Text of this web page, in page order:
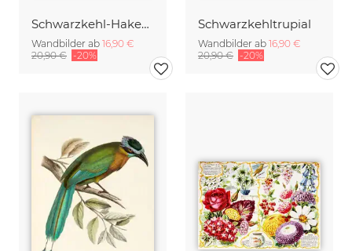
Schwarzkehl-Hakenschnabel
Wandbilder ab 16,90 €
20,90 € -20%
Schwarzkehltrupial
Wandbilder ab 16,90 €
20,90 € -20%